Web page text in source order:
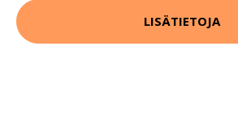
LISÄTIETOJA